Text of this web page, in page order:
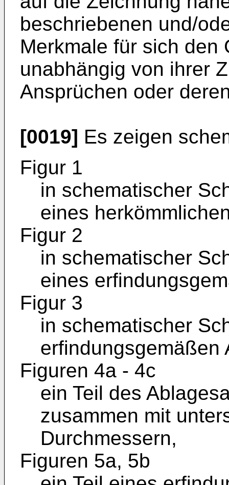
beschriebenen und/
Merkmale für sich den
unabhängig von ihrer
Ansprüchen oder
[0019] Es zeigen
Figur 1
in schematischer
eines
Figur 2
in schematischer
eines
Figur 3
in schematischer
erfindungsgemäßen
Figuren 4a - 4c
ein Teil des
zusammen mit
Durchmessern,
Figuren 5a, 5b